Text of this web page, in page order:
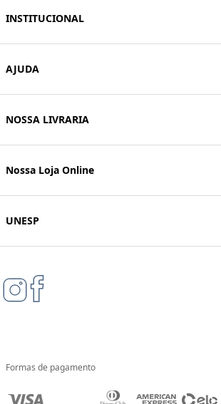
INSTITUCIONAL
AJUDA
NOSSA LIVRARIA
Nossa Loja Online
UNESP
Formas de pagamento